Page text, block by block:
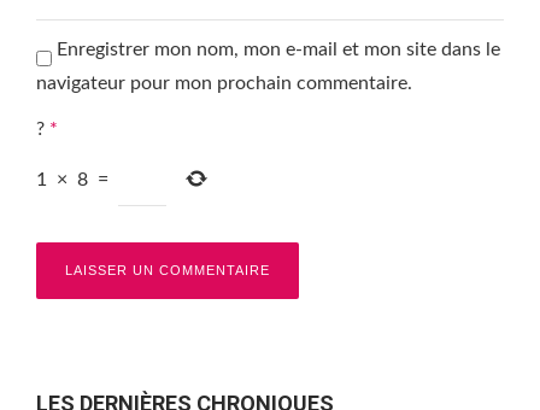
Enregistrer mon nom, mon e-mail et mon site dans le
navigateur pour mon prochain commentaire.
? *
1 × 8 =
LES DERNIÈRES CHRONIQUES